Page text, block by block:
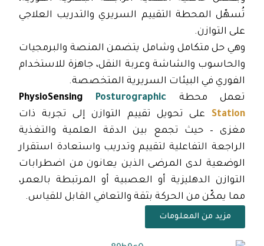
تُسهّل المحطة التقييم السريري والتدريب العلاجي
على التوازن.
وهي حل متكامل وشامل يتضمن المنصة والبرمجيات
والحاسوب والشاشة وعربة النقل، جاهزة للاستخدام
الفوري في البيئات السريرية المتخصصة.
تعمل محطة
PhysioSensing
Posturographic
Station على تحويل تقييم التوازن إلى تجربة ذات
مغزى – حيث تجمع بين الدقة العلمية والتغذية
الراجعة التفاعلية لتقييم وتدريب واستعادة استقرار
الوضعية لدى المرضى الذين يعانون من اضطرابات
التوازن الدهليزية أو العصبية أو المرتبطة بالعمر،
مما يمكّن من الحركة بثقة والتعافي القابل للقياس.
مزيد من المعلومات